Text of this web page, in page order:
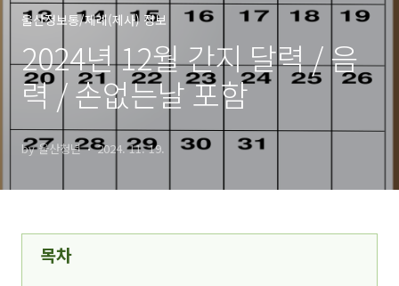
울산정보통/제례(제사) 정보
2024년 12월 간지 달력 / 음
력 / 손없는날 포함
by 울산청년 2024. 11. 19.
목차